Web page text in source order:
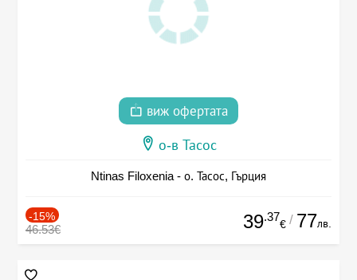
виж офертата
о-в Тасос
Ntinas Filoxenia - о. Тасос, Гърция
-15%
46.53€ 39.37
€ / 77лв.